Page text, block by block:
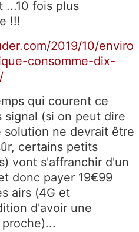
...10 fois plus
!!!
2019/10/enviro
consomme-dix-
qui courent ce
signal (si on peut dire
ne devrait être
certains petits
vont s'affranchir d'un
donc payer 19€99
airs (4G et
d'avoir une